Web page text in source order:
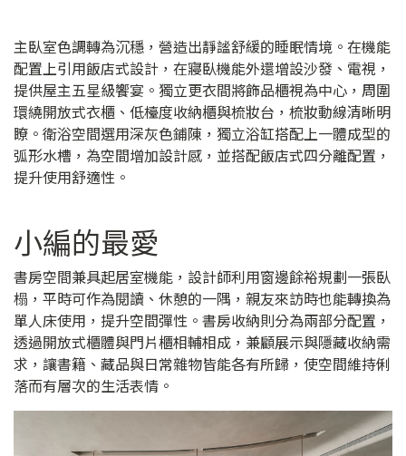
主臥室色調轉為沉穩，營造出靜謐舒緩的睡眠情境。在機能
配置上引用飯店式設計，在寢臥機能外還增設沙發、電視，
提供屋主五星級饗宴。獨立更衣間將飾品櫃視為中心，周圍
環繞開放式衣櫃、低檯度收納櫃與梳妝台，梳妝動線清晰明
瞭。衛浴空間選用深灰色鋪陳，獨立浴缸搭配上一體成型的
弧形水槽，為空間增加設計感，並搭配飯店式四分離配置，
提升使用舒適性。
小編的最愛
書房空間兼具起居室機能，設計師利用窗邊餘裕規劃一張臥
榻，平時可作為閱讀、休憩的一隅，親友來訪時也能轉換為
單人床使用，提升空間彈性。書房收納則分為兩部分配置，
透過開放式櫃體與門片櫃相輔相成，兼顧展示與隱藏收納需
求，讓書籍、藏品與日常雜物皆能各有所歸，使空間維持俐
落而有層次的生活表情。